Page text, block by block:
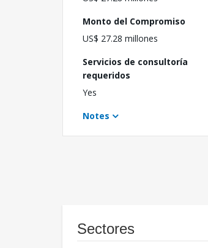
Monto del Compromiso
US$ 27.28 millones
Servicios de consultoría
requeridos
Yes
Notes
Sectores